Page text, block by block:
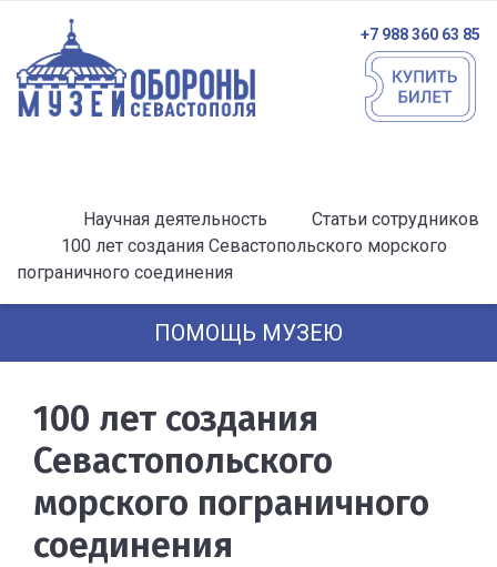
+7 988 360 63 85
Научная деятельность
Статьи сотрудников
100 лет создания Севастопольского морского
пограничного соединения
ПОМОЩЬ МУЗЕЮ
100 лет создания
Севастопольского
морского пограничного
соединения